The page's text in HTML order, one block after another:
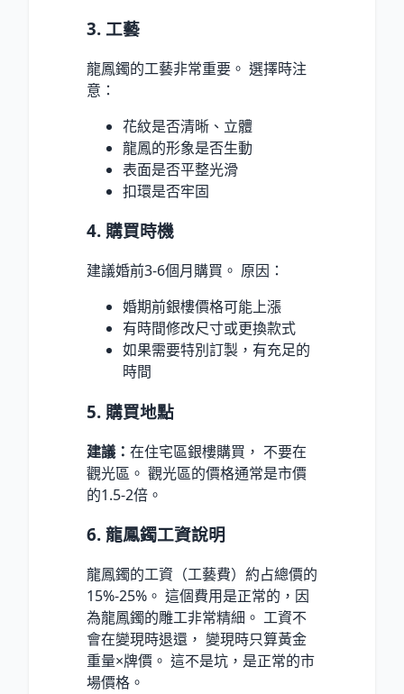
3. 工藝
龍鳳鐲的工藝非常重要。 選擇時注
意：
花紋是否清晰、立體
龍鳳的形象是否生動
表面是否平整光滑
扣環是否牢固
4. 購買時機
建議婚前3-6個月購買。 原因：
婚期前銀樓價格可能上漲
有時間修改尺寸或更換款式
如果需要特別訂製，有充足的
時間
5. 購買地點
建議： 在住宅區銀樓購買， 不要在
觀光區。 觀光區的價格通常是市價
的1.5-2倍。
6. 龍鳳鐲工資說明
龍鳳鐲的工資（工藝費）約占總價的
15%-25%。 這個費用是正常的，因
為龍鳳鐲的雕工非常精細。 工資不
會在變現時退還， 變現時只算黃金
重量×牌價。 這不是坑，是正常的市
場價格。